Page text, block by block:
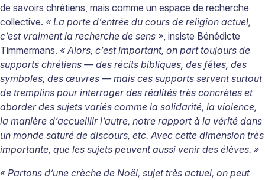
de savoirs chrétiens, mais comme un espace de recherche
collective. « La porte d’entrée du cours de religion actuel,
c’est vraiment la recherche de sens » , insiste ­Bénédicte
Timmermans. « Alors, c’est important, on part toujours de
supports chrétiens — des récits bibliques, des fêtes, des
symboles, des œuvres — mais ces supports servent surtout
de tremplins pour interroger des réalités très concrètes et
aborder des sujets variés comme la solidarité, la violence,
la manière d’accueillir l’autre, notre rapport à la vérité dans
un monde saturé de discours, etc. Avec cette dimension très
importante, que les sujets peuvent aussi venir des élèves. »
« Partons d’une crèche de Noël, sujet très actuel, on peut